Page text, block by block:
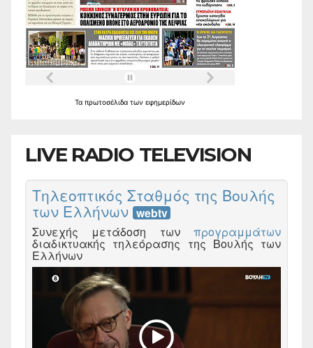
Τα πρωτοσέλιδα των εφημερίδων
LIVE RADIO TELEVISION